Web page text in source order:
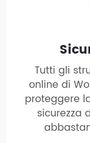
Tutti gli
online di
proteggere
sicurezza